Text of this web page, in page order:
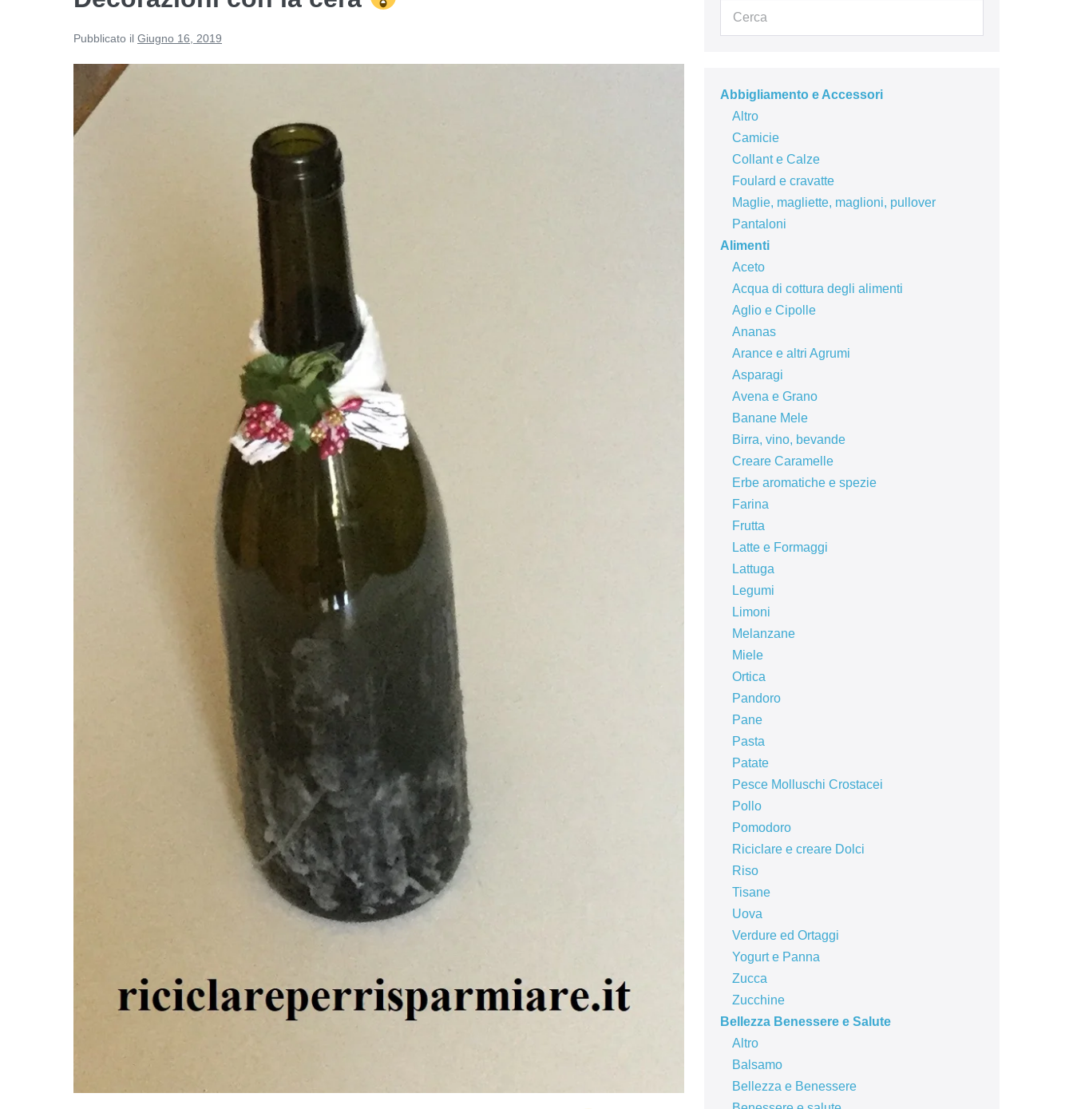
Pubblicato il Giugno 16, 2019
Abbigliamento e Accessori
Altro
Camicie
Collant e Calze
Foulard e cravatte
Maglie, magliette, maglioni, pullover
Pantaloni
Alimenti
Aceto
Acqua di cottura degli alimenti
Aglio e Cipolle
Ananas
Arance e altri Agrumi
Asparagi
Avena e Grano
Banane Mele
Birra, vino, bevande
Creare Caramelle
Erbe aromatiche e spezie
Farina
Frutta
Latte e Formaggi
Lattuga
Legumi
Limoni
Melanzane
Miele
Ortica
Pandoro
Pane
Pasta
Patate
Pesce Molluschi Crostacei
Pollo
Pomodoro
Riciclare e creare Dolci
Riso
Tisane
Uova
Verdure ed Ortaggi
Yogurt e Panna
Zucca
Zucchine
Bellezza Benessere e Salute
Altro
Balsamo
Bellezza e Benessere